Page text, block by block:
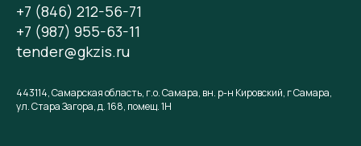
+7 (846) 212-56-71
+7 (987) 955-63-11
tender@gkzis.ru
443114, Самарская область, г.о. Самара, вн. р-н Кировский, г Самара,
ул. Стара Загора, д. 168, помещ. 1Н